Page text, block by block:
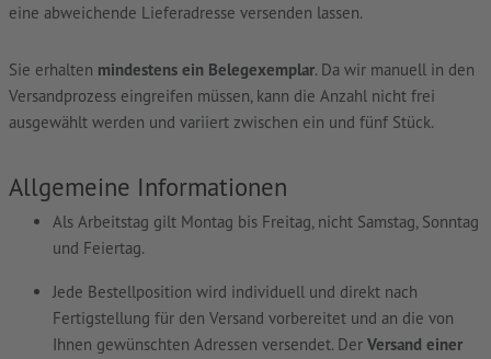
eine abweichende Lieferadresse versenden lassen.
Sie erhalten mindestens ein Belegexemplar. Da wir manuell in den
Versandprozess eingreifen müssen, kann die Anzahl nicht frei
ausgewählt werden und variiert zwischen ein und fünf Stück.
Allgemeine Informationen
Als Arbeitstag gilt Montag bis Freitag, nicht Samstag, Sonntag
und Feiertag.
Jede Bestellposition wird individuell und direkt nach
Fertigstellung für den Versand vorbereitet und an die von
Ihnen gewünschten Adressen versendet. Der Versand einer